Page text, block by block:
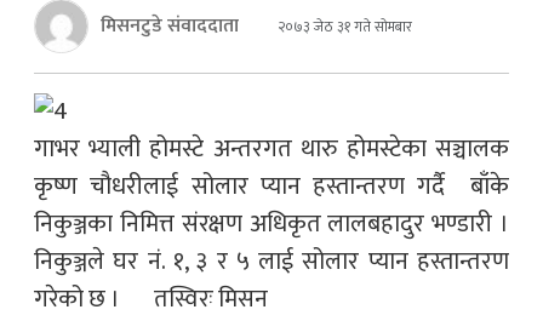
मिसनटुडे संवाददाता २०७३ जेठ ३१ गते सोमबार
गाभर भ्याली होमस्टे अन्तरगत थारु होमस्टेका सञ्चालक
कृष्ण चौधरीलाई सोलार प्यान हस्तान्तरण गर्दै बाँके
निकुञ्जका निमित्त संरक्षण अधिकृत लालबहादुर भण्डारी ।
निकुञ्जले घर नं. १, ३ र ५ लाई सोलार प्यान हस्तान्तरण
गरेको छ । तस्विरः मिसन